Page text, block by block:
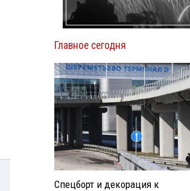
Главное сегодня
Спецборт и декорация к